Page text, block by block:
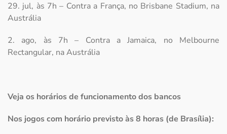
29. jul, às 7h – Contra a França, no Brisbane Stadium, na
Austrália
2. ago, às 7h – Contra a Jamaica, no Melbourne
Rectangular, na Austrália
Veja os horários de funcionamento dos bancos
Nos jogos com horário previsto às 8 horas (de Brasília):